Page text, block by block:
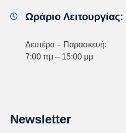
Ωράριο Λειτουργίας:
Δευτέρα – Παρασκευή:
7:00 πμ – 15:00 μμ
Newsletter